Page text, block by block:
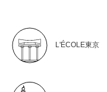
L'ÉCOLE東京